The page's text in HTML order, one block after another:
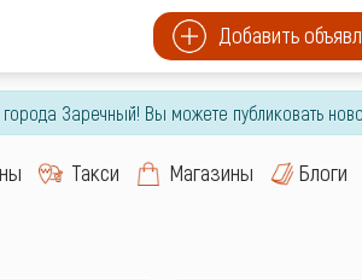
Добавить
Заречный! Вы можете публиковать
Такси Магазины Блоги